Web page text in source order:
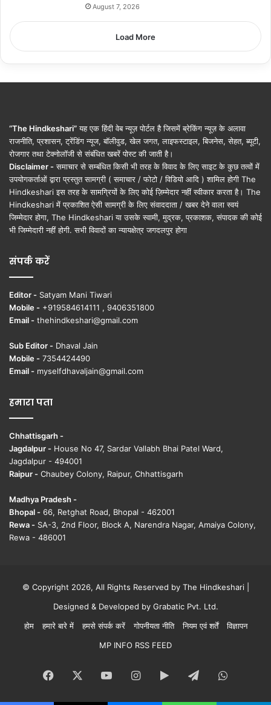
August 7, 2026
Load More
“The Hindkeshari”यह एक हिंदी वेब न्यूज़ पोर्टल है जिसमें ब्रेकिंग न्यूज़ के अलावा
राजनीति, प्रशासन, ट्रेंडिंग न्यूज, बॉलीवुड, खेल जगत, लाइफस्टाइल, बिजनेस, सेहत, ब्यूटी,
रोजगार तथा टेक्नोलॉजी से संबंधित खबरें पोस्ट की जाती है।
Disclaimer - समाचार से सम्बंधित किसी भी तरह के विवाद के लिए साइट के कुछ तत्वों में
उपयोगकर्ताओं द्वारा प्रस्तुत सामग्री ( समाचार / फोटो / विडियो आदि ) शामिल होगी The
Hindkeshari इस तरह के सामग्रियों के लिए कोई ज़िम्मेदार नहीं स्वीकार करता है। The
Hindkeshari में प्रकाशित ऐसी सामग्री के लिए संवाददाता / खबर देने वाला स्वयं
जिम्मेदार होगा, The Hindkeshari या उसके स्वामी, मुद्रक, प्रकाशक, संपादक की कोई
भी जिम्मेदारी नहीं होगी. सभी विवादों का न्यायक्षेत्र जगदलपुर होगा
संपर्क करें
Editor - Satyam Mani Tiwari
Mobile - +919584614111 , 9406351800
Email - thehindkeshari@gmail.com
Sub Editor - Dhaval Jain
Mobile - 7354424490
Email - myselfdhavaljain@gmail.com
हमारा पता
Chhattisgarh -
Jagdalpur - House No 47, Sardar Vallabh Bhai Patel Ward,
Jagdalpur - 494001
Raipur - Chaubey Colony, Raipur, Chhattisgarh
Madhya Pradesh -
Bhopal - 66, Retghat Road, Bhopal - 462001
Rewa - SA-3, 2nd Floor, Block A, Narendra Nagar, Amaiya Colony,
Rewa - 486001
© Copyright 2026, All Rights Reserved by The Hindkeshari |
Designed & Developed by Grabatic Pvt. Ltd.
होम
हमारे बारे में हमसे संपर्क करें गोपनीयता नीति नियम एवं शर्तें
विज्ञापन
MP INFO RSS FEED
Facebook YouTubeInstagram
Google Telegram